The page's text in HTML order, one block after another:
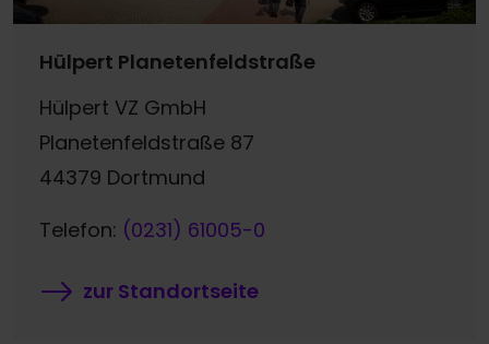
Hülpert Planetenfeldstraße
Hülpert VZ GmbH
Planetenfeldstraße 87
44379 Dortmund
Telefon: (0231) 61005-0
zur Standortseite